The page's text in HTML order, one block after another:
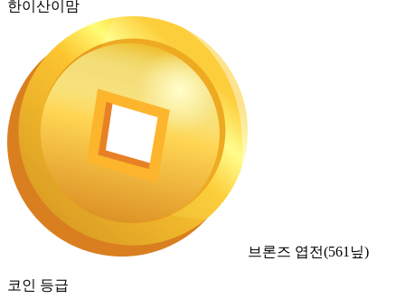
한이산이맘
브론즈 엽전(561 닢)
코인 등급